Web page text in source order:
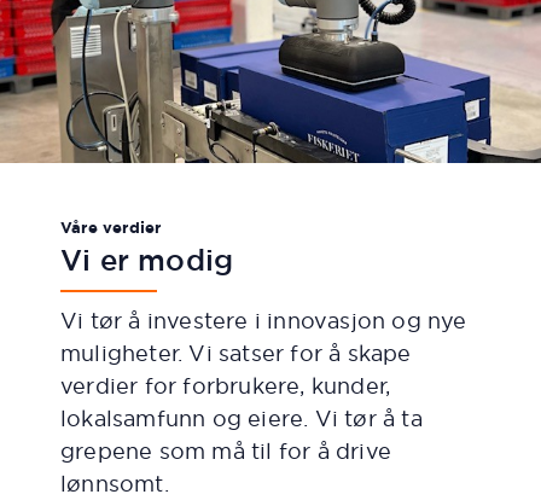
Våre verdier
Vi er modig
Vi tør å investere i innovasjon og nye
muligheter. Vi satser for å skape
verdier for forbrukere, kunder,
lokalsamfunn og eiere. Vi tør å ta
grepene som må til for å drive
lønnsomt.